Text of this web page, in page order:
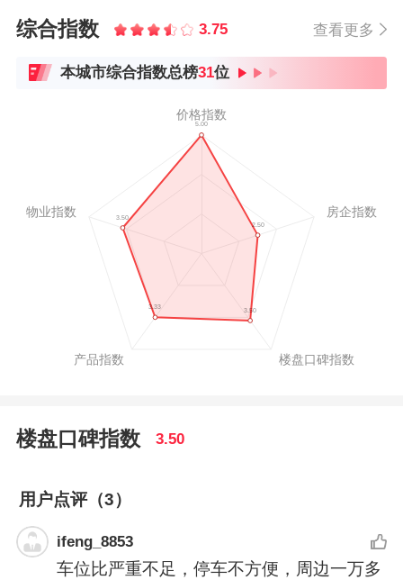
综合指数 3.75 查看更多
本城市综合指数总榜31位
楼盘口碑指数 3.50
用户点评（3）
ifeng_8853
车位比严重不足，停车不方便，周边一万多